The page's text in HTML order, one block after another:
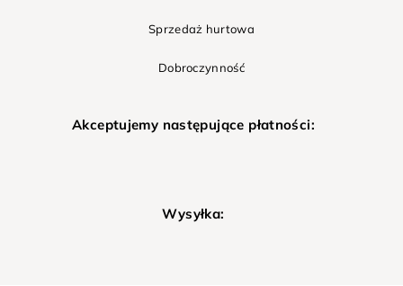
Sprzedaż hurtowa
Dobroczynność
Akceptujemy następujące płatności:
Wysyłka: